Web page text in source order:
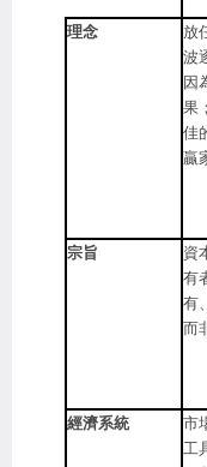
理念
放
波
因
果
佳
贏
宗旨
資
有
有
而
經濟系統
市
工